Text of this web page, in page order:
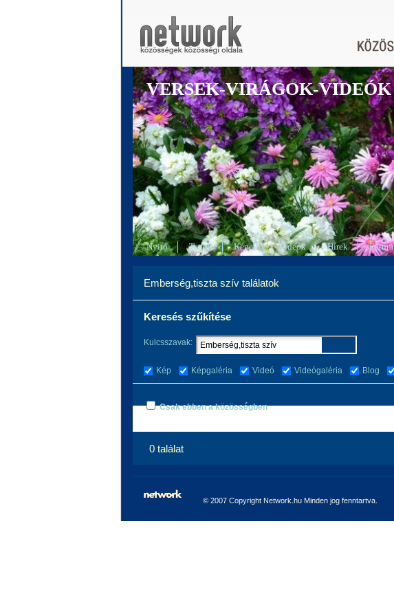
VERSEK-VIRÁGOK-VIDEÓK
Nyitó Tagok Képek Videók Hírek Fórum
Emberség,tiszta szív találatok
Keresés szűkítése
Kulcsszavak:
Kép Képgaléria Videó Videógaléria Blog
Csak ebben a közösségben
0 találat
© 2007 Copyright Network.hu Minden jog fenntartva.